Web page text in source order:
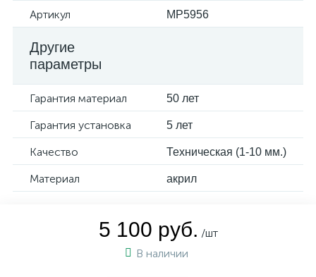
Артикул MP5956
Другие
параметры
Гарантия материал 50 лет
Гарантия установка 5 лет
Качество Техническая (1-10 мм.)
Материал акрил
5 100 руб. /шт
В наличии